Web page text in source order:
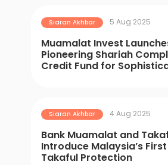
Siaran Akhbar 5 Aug 2025
Muamalat Invest
Pioneering Shariah
Credit Fund for
Siaran Akhbar 4 Aug 2025
Bank Muamalat and
Introduce Malaysia’s
Takaful Protection